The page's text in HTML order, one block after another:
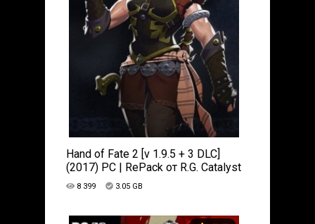
Hand of Fate 2 [v 1.9.5 + 3 DLC]
(2017) PC | RePack от R.G. Catalyst
8 399 3.05 GB